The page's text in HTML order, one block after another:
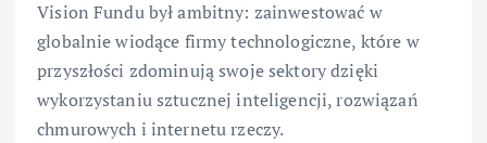
Vision Fundu był ambitny: zainwestować w
globalnie wiodące firmy technologiczne, które w
przyszłości zdominują swoje sektory dzięki
wykorzystaniu sztucznej inteligencji, rozwiązań
chmurowych i internetu rzeczy.